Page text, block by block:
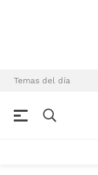
Temas del día